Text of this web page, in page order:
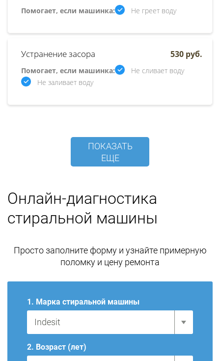
Помогает, если машинка: Не греет воду
Устранение засора
Помогает, если машинка:
Не сливает воду
Не заливает воду
530 руб.
ПОКАЗАТЬ
ЕЩЕ
Онлайн-диагностика
стиральной машины
Просто заполните форму и узнайте примерную
поломку и цену ремонта
1. Марка стиральной машины
2. Возраст (лет)